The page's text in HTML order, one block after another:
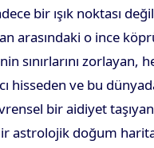
bir ışık noktası
arasındaki o ince
sınırlarını zorlayan,
hisseden ve bu
bir aidiyet
astrolojik doğum